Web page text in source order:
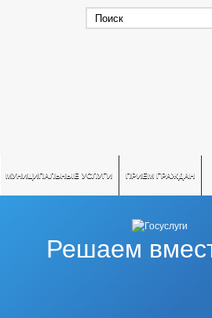
МУНИЦИПАЛЬНЫЕ УСЛУГИ ПРИЕМ ГРАЖДАН
Решаем